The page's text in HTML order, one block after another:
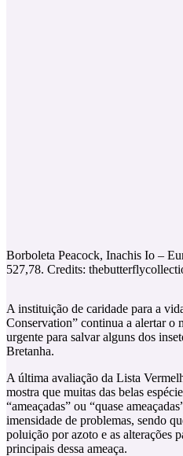
Borboleta Peacock, Inachis Io –
527,78. Credits:
A instituição de caridade para a
Conservation” continua a alertar o
urgente para salvar alguns dos
Bretanha.
A última avaliação da Lista
mostra que muitas das belas
“ameaçadas” ou “quase
imensidade de problemas, sendo
poluição por azoto e as alterações
principais dessa ameaça.